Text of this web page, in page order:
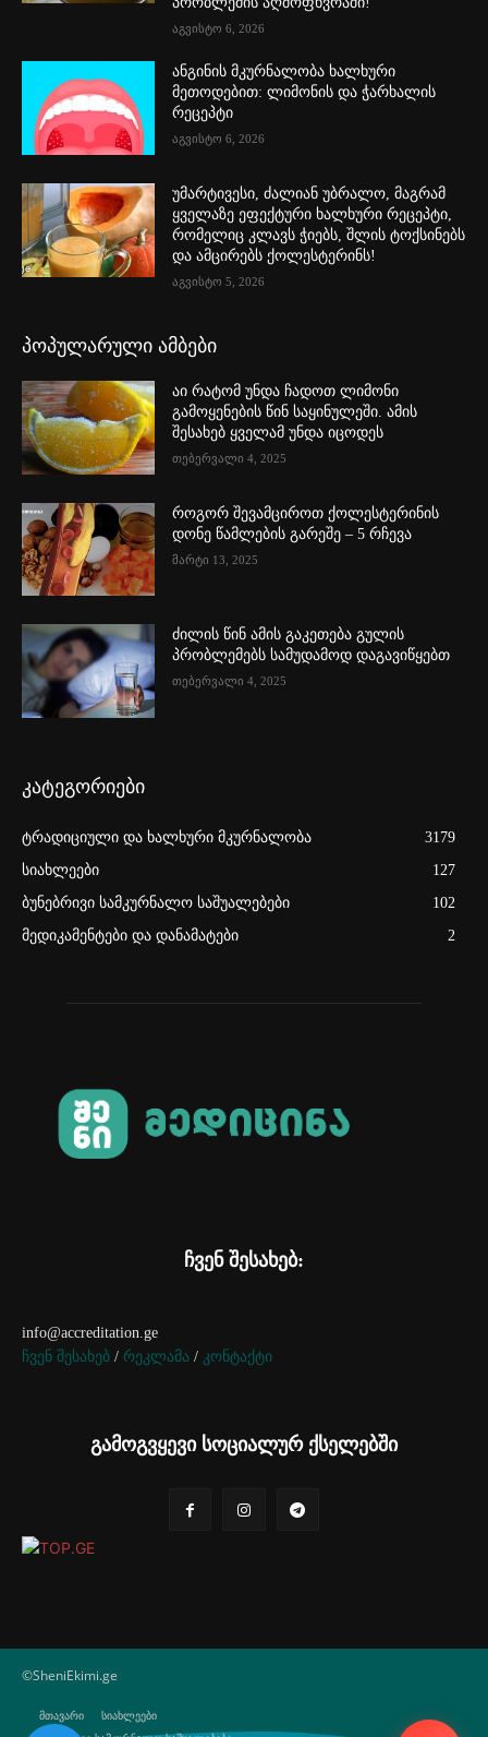
აგვისტო 6, 2026
ანგინის მკურნალობა ხალხური
მეთოდებით: ლიმონის და ჭარხალის
რეცეპტი
აგვისტო 6, 2026
უმარტივესი, ძალიან უბრალო, მაგრამ
ყველაზე ეფექტური ხალხური რეცეპტი,
რომელიც კლავს ჭიებს, შლის ტოქსინებს
და ამცირებს ქოლესტერინს!
აგვისტო 5, 2026
პოპულარული ამბები
აი რატომ უნდა ჩადოთ ლიმონი
გამოყენების წინ საყინულეში. ამის
შესახებ ყველამ უნდა იცოდეს
თებერვალი 4, 2025
როგორ შევამციროთ ქოლესტერინის
დონე წამლების გარეშე – 5 რჩევა
მარტი 13, 2025
ძილის წინ ამის გაკეთება გულის
პრობლემებს სამუდამოდ დაგავიწყებთ
თებერვალი 4, 2025
კატეგორიები
ტრადიციული და ხალხური მკურნალობა
3179
სიახლეები
127
ბუნებრივი სამკურნალო საშუალებები
102
მედიკამენტები და დანამატები
2
ჩვენ შესახებ:
info@accreditation.ge
ჩვენ შესახებ / რეკლამა / კონტაქტი
გამოგვყევი სოციალურ ქსელებში
©SheniEkimi.ge
მთავარი
სიახლეები